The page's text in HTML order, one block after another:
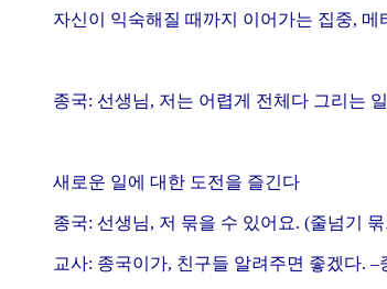
자신이 익숙해질 때까지 이어가는 집중,
종국: 선생님, 저는 어렵게 전체다 그리는
새로운 일에 대한 도전을 즐긴다
종국: 선생님, 저 묶을 수 있어요. (줄넘기
교사: 종국이가, 친구들 알려주면 좋겠다. –